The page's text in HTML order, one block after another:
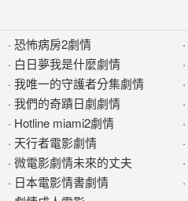
· 恐怖病房2劇情
· 白日夢我是什麼劇情
· 我唯一的守護者分集劇情
· 我們的奇蹟日劇劇情
· Hotline miami2劇情
· 天行者電影劇情
· 微電影劇情未來的丈夫
· 日本電影情書劇情
·
·
·
·
·
·
·
·